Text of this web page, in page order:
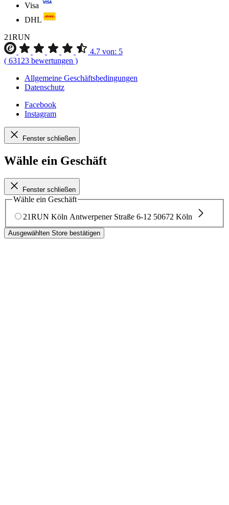
Visa
DHL
21RUN
4.7 von: 5
( 63123 bewertungen )
Allgemeine Geschäftsbedingungen
Datenschutz
Facebook
Instagram
Fenster schließen
Wähle ein Geschäft
Fenster schließen
Wähle ein Geschäft
21RUN Köln Antwerpener Straße 6-12 50672 Köln
Ausgewählten Store bestätigen